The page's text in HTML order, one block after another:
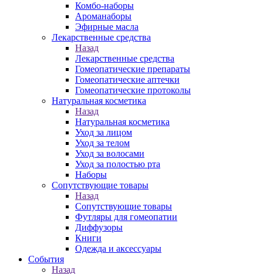
Комбо-наборы
Ароманаборы
Эфирные масла
Лекарственные средства
Назад
Лекарственные средства
Гомеопатические препараты
Гомеопатические аптечки
Гомеопатические протоколы
Натуральная косметика
Назад
Натуральная косметика
Уход за лицом
Уход за телом
Уход за волосами
Уход за полостью рта
Наборы
Сопутствующие товары
Назад
Сопутствующие товары
Футляры для гомеопатии
Диффузоры
Книги
Одежда и аксессуары
События
Назад